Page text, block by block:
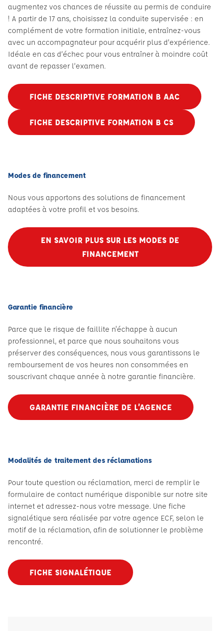
augmentez vos chances de réussite au permis de conduire
! A partir de 17 ans, choisissez la conduite supervisée : en
complément de votre formation initiale, entraînez-vous
avec un accompagnateur pour acquérir plus d’expérience.
Idéale en cas d’échec pour vous entraîner à moindre coût
avant de repasser l’examen.
FICHE DESCRIPTIVE FORMATION B AAC
FICHE DESCRIPTIVE FORMATION B CS
Modes de financement
Nous vous apportons des solutions de financement
adaptées à votre profil et vos besoins.
EN SAVOIR PLUS SUR LES MODES DE
FINANCEMENT
Garantie financière
Parce que le risque de faillite n'échappe à aucun
professionnel, et parce que nous souhaitons vous
préserver des conséquences, nous vous garantissons le
remboursement de vos heures non consommées en
souscrivant chaque année à notre garantie financière.
GARANTIE FINANCIÈRE DE L’AGENCE
Modalités de traitement des réclamations
Pour toute question ou réclamation, merci de remplir le
formulaire de contact numérique disponible sur notre site
internet et adressez-nous votre message. Une fiche
signalétique sera réalisée par votre agence ECF, selon le
motif de la réclamation, afin de solutionner le problème
rencontré.
FICHE SIGNALÉTIQUE